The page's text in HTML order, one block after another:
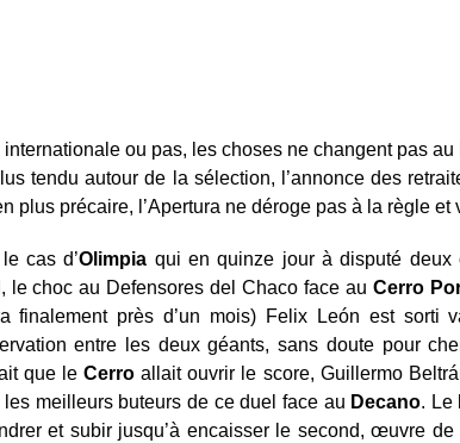
internationale ou pas, les choses ne changent pas
tendu autour de la sélection, l’annonce des
plus précaire, l’Apertura ne déroge pas à la règle et
le cas d’Olimpia qui en quinze jour à disputé deux
le choc au Defensores del Chaco face auCerro
finalement près d’un mois) Felix León est sorti
entre les deux géants, sans doute pour
que leCerro allait ouvrir le score, Guillermo
les meilleurs buteurs de ce duel face au Decano. Le
et subir jusqu’à encaisser le second, œuvre